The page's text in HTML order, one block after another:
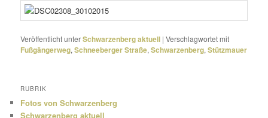
Veröffentlicht unterSchwarzenberg aktuell |Verschlagwortet mit
Fußgängerweg,Schneeberger Straße,Schwarzenberg,Stützmauer
RUBRIK
Fotos von Schwarzenberg
Schwarzenberg aktuell